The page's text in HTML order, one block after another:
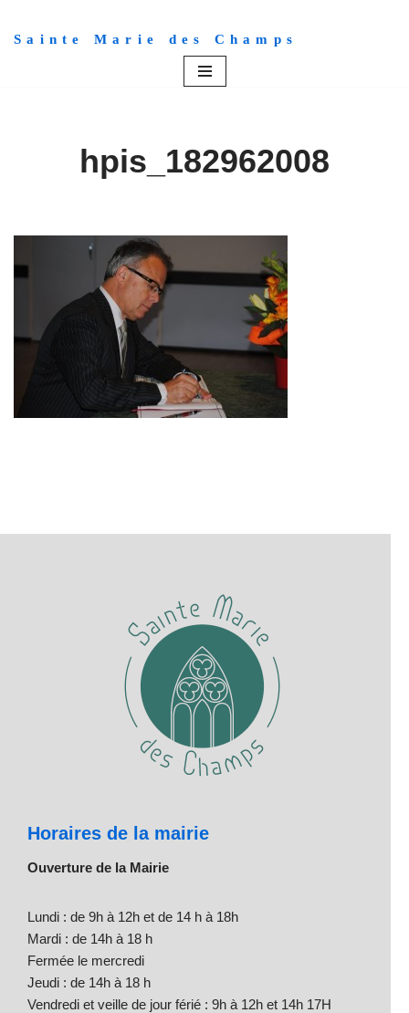
Aller
Sainte Marie des Champs
hpis_182962008
Horaires de la mairie
Ouverture de la Mairie
Lundi : de 9h à 12h et de 14 h à 18h
Mardi : de 14h à 18 h
Fermée le mercredi
Jeudi : de 14h à 18 h
Vendredi et veille de jour férié : 9h à 12h et 14h 17H